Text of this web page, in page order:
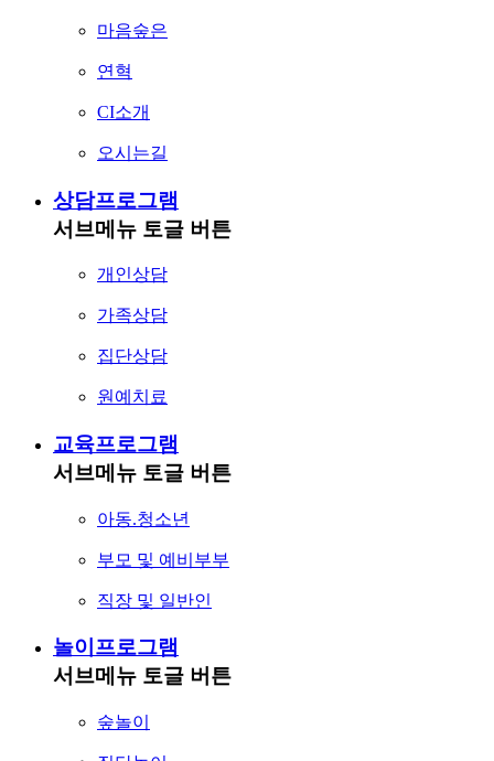
마음숲은
연혁
CI소개
오시는길
상담프로그램
서브메뉴 토글 버튼
개인상담
가족상담
집단상담
원예치료
교육프로그램
서브메뉴 토글 버튼
아동.청소년
부모 및 예비부부
직장 및 일반인
놀이프로그램
서브메뉴 토글 버튼
숲놀이